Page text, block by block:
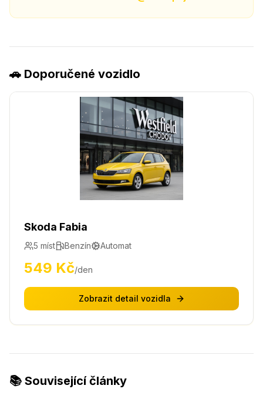
🚗 Doporučené vozidlo
Skoda Fabia
5 míst Benzín Automat
549 Kč/den
Zobrazit detail vozidla
📚 Související články